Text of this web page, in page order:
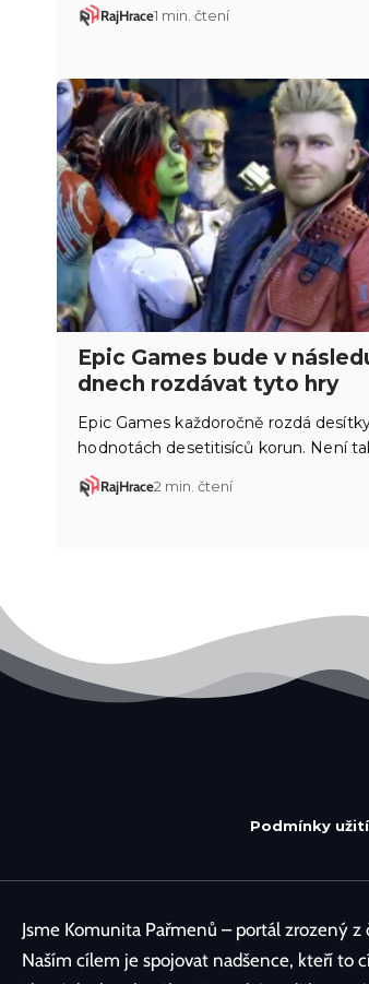
RajHrace1 min. čtení
Epic Games bude v
dnech rozdávat tyto hry
Epic Games každoročně rozdá
hodnotách desetitisíců korun. Není
RajHrace2 min. čtení
Podmínky
Jsme Komunita Pařmenů – portál zrozený
Naším cílem je spojovat nadšence, kteří to